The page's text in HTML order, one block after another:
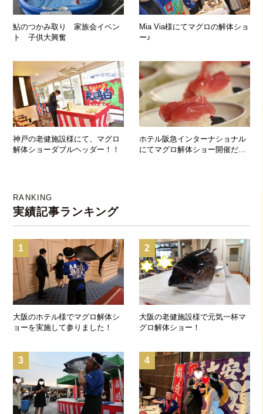
鮎のつかみ取り 家族会イベン
ト 子供大興奮
Mia Via様にてマグロの解体ショ
ー♪
神戸の老健施設様にて、マグロ
解体ショーダブルヘッダー！！
ホテル阪急インターナショナル
にてマグロ解体ショー開催だよ
RANKING
実績記事ランキング
1
大阪のホテル様でマグロ解体シ
ョーを実施して参りました！
2
大阪の老健施設様で元気一杯マ
グロ解体ショー！
3 4